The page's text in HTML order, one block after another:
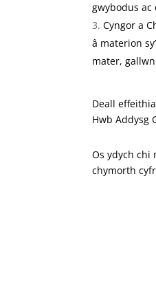
gwybodus ac
Cyngor a
â materion
mater,
Deall
Hwb Addysg
Os ydych chi
chymorth